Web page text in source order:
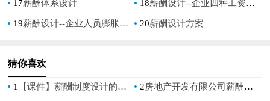
17薪酬体系设计 18薪酬设计--企业四种工资制度比较
19薪酬设计--企业人员膨胀时的薪酬设计 20薪酬设计方案
猜你喜欢
1 【课件】薪酬制度设计的基本思路[1] 2房地产开发有限公司薪酬设计方案